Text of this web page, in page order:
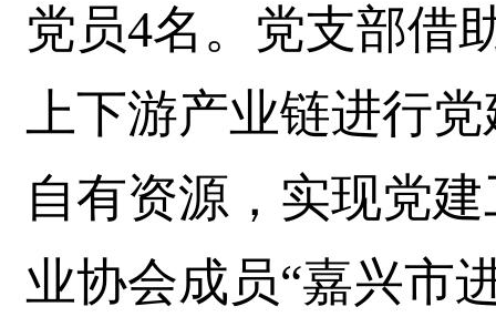
党员4名。党支部借
上下游产业链进行
自有资源，实现党
业协会成员“嘉兴市